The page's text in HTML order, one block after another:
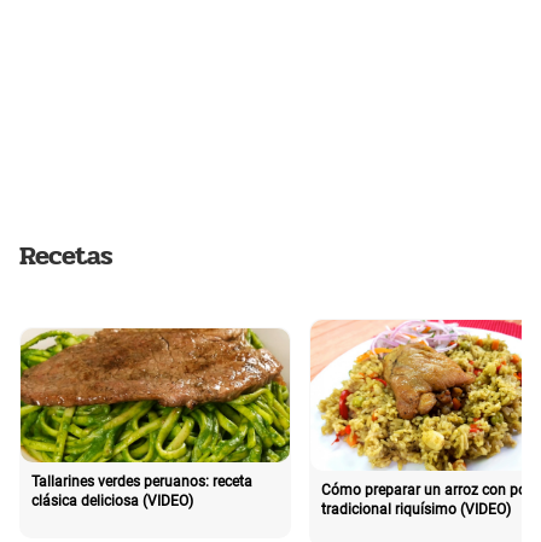
Recetas
Tallarines verdes peruanos: receta
clásica deliciosa (VIDEO)
Cómo preparar un arroz con pollo
tradicional riquísimo (VIDEO)